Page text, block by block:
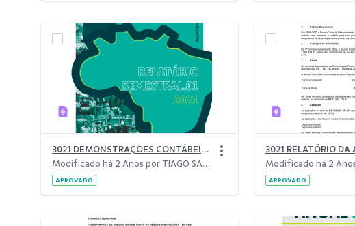
3021 DEMONSTRAÇÕES CONTÁBEIS 2021.1
Modificado há 2 Anos por TIAGO SANTOS TAMANDARÉ.
APROVADO APROVADO